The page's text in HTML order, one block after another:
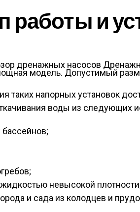
работы и
модель. Допустимый
таких напорных установок
воды из следующих
невысокой
и сада из колодцев и